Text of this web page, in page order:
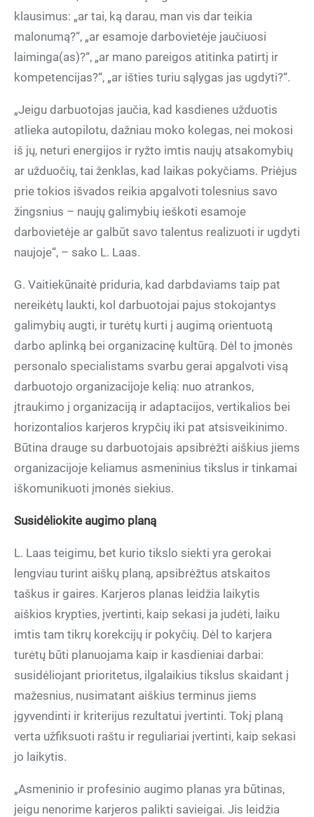
klausimus: „ar tai, ką darau, man vis dar teikia
malonumą?“, „ar esamoje darbovietėje jaučiuosi
laiminga(as)?“, „ar mano pareigos atitinka patirtį ir
kompetencijas?“, „ar išties turiu sąlygas jas ugdyti?“.
„Jeigu darbuotojas jaučia, kad kasdienes užduotis
atlieka autopilotu, dažniau moko kolegas, nei mokosi
iš jų, neturi energijos ir ryžto imtis naujų atsakomybių
ar užduočių, tai ženklas, kad laikas pokyčiams. Priėjus
prie tokios išvados reikia apgalvoti tolesnius savo
žingsnius – naujų galimybių ieškoti esamoje
darbovietėje ar galbūt savo talentus realizuoti ir ugdyti
naujoje“, – sako L. Laas.
G. Vaitiekūnaitė priduria, kad darbdaviams taip pat
nereikėtų laukti, kol darbuotojai pajus stokojantys
galimybių augti, ir turėtų kurti į augimą orientuotą
darbo aplinką bei organizacinę kultūrą. Dėl to įmonės
personalo specialistams svarbu gerai apgalvoti visą
darbuotojo organizacijoje kelią: nuo atrankos,
įtraukimo į organizaciją ir adaptacijos, vertikalios bei
horizontalios karjeros krypčių iki pat atsisveikinimo.
Būtina drauge su darbuotojais apsibrėžti aiškius jiems
organizacijoje keliamus asmeninius tikslus ir tinkamai
iškomunikuoti įmonės siekius.
Susidėliokite augimo planą
L. Laas teigimu, bet kurio tikslo siekti yra gerokai
lengviau turint aiškų planą, apsibrėžtus atskaitos
taškus ir gaires. Karjeros planas leidžia laikytis
aiškios krypties, įvertinti, kaip sekasi ja judėti, laiku
imtis tam tikrų korekcijų ir pokyčių. Dėl to karjera
turėtų būti planuojama kaip ir kasdieniai darbai:
susidėliojant prioritetus, ilgalaikius tikslus skaidant į
mažesnius, nusimatant aiškius terminus jiems
įgyvendinti ir kriterijus rezultatui įvertinti. Tokį planą
verta užfiksuoti raštu ir reguliariai įvertinti, kaip sekasi
jo laikytis.
„Asmeninio ir profesinio augimo planas yra būtinas,
jeigu nenorime karjeros palikti savieigai. Jis leidžia